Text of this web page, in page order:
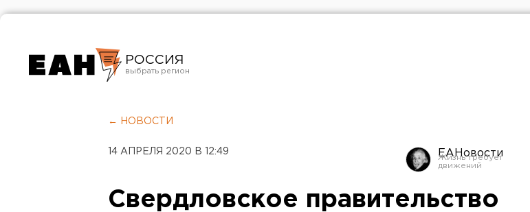
РОССИЯ
Челябинск
← НОВОСТИ
14 АПРЕЛЯ 2020 В 12:49 ЕАНовости
Свердловское правительство